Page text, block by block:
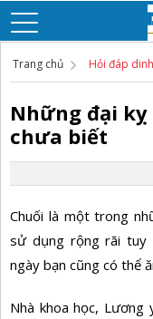
Trang chủ Hỏi đáp
Những đại
chưa biết
Chuối là một trong
sử dụng rộng rãi tuy
ngày bạn cũng có thể
Nhà khoa học, Lương